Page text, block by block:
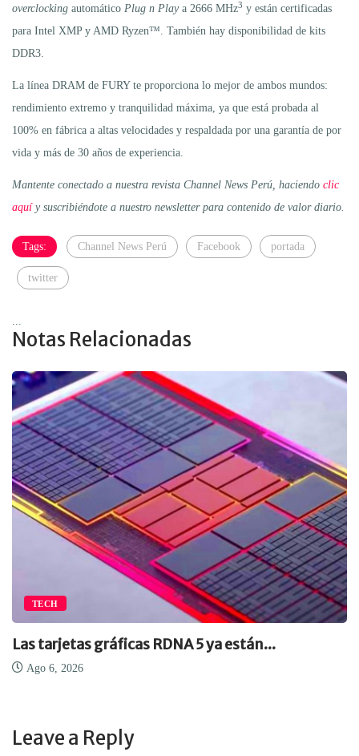
overclocking automático Plug n Playa 2666 MHz3 y están certificadas
para Intel XMP y AMD Ryzen™. También hay disponibilidad de kits
DDR3.
La línea DRAM de FURY te proporciona lo mejor de ambos mundos:
rendimiento extremo y tranquilidad máxima, ya que está probada al
100% en fábrica a altas velocidades y respaldada por una garantía de por
vida y más de 30 años de experiencia.
Mantente conectado a nuestra revista Channel News Perú, haciendo clic
aquíy suscribiéndote a nuestro newsletter para contenido de valor diario.
Tags: Channel News Perú Facebook portada
twitter
Notas Relacionadas
TECH
Las tarjetas gráficas RDNA 5 ya están...
Ago 6, 2026
Leave a Reply